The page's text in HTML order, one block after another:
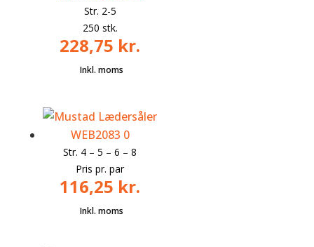
Str. 2-5
250 stk.
228,75 kr.
Str. 4 – 5 – 6 – 8
Pris pr. par
116,25 kr.